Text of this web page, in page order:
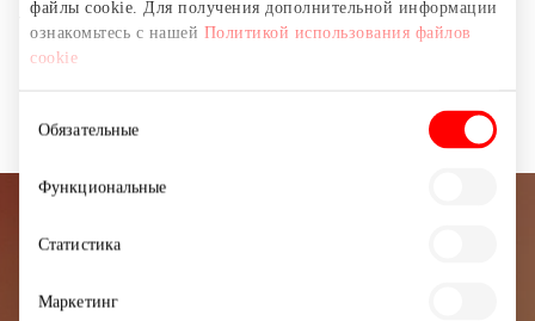
файлы cookie. Для получения дополнительной информации
ознакомьтесь с нашей Политикой использования файлов
cookie
согласия
Обязательные
Функциональные
Статистика
Маркетинг
Только в физических магазинах Kvapų namai –
получите мешочек «Для чая и всяких мелочей» в
Подписывайтесь на рассылку